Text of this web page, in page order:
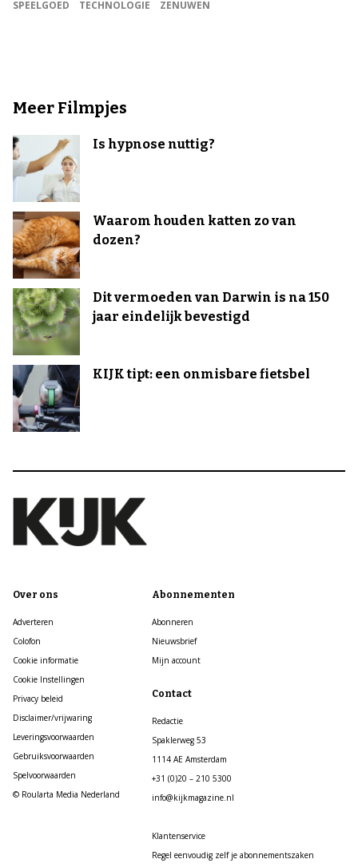
SPEELGOED
TECHNOLOGIE ZENUWEN
Meer Filmpjes
Is hypnose nuttig?
Waarom houden katten zo van
dozen?
Dit vermoeden van Darwin is na 150
jaar eindelijk bevestigd
KIJK tipt: een onmisbare fietsbel
Over ons
Adverteren
Colofon
Cookie informatie
Cookie Instellingen
Privacy beleid
Disclaimer/vrijwaring
Leveringsvoorwaarden
Gebruiksvoorwaarden
Spelvoorwaarden
© Roularta Media Nederland
Abonnementen
Abonneren
Nieuwsbrief
Mijn account
Contact
Redactie
Spaklerweg 53
1114 AE Amsterdam
+31 (0)20 – 210 5300
info@kijkmagazine.nl
Klantenservice
Regel eenvoudig zelf je abonnementszaken